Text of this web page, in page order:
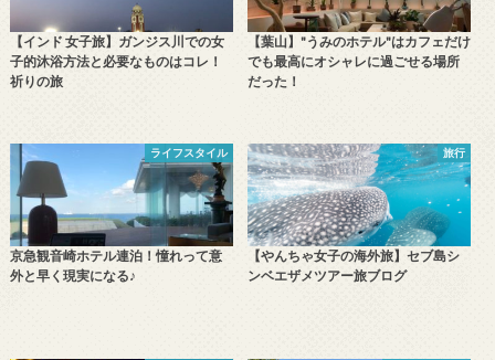
【インド 女子旅】ガンジス川での女
子的沐浴方法と必要なものはコレ！
祈りの旅
【葉山】"うみのホテル"はカフェだけ
でも最高にオシャレに過ごせる場所
だった！
ライフスタイル
京急観音崎ホテル連泊！憧れって意
外と早く現実になる♪
旅行
【やんちゃ女子の海外旅】セブ島シ
ンベエザメツアー旅ブログ